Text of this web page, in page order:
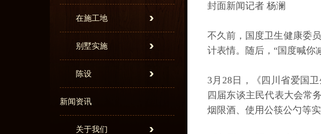
在施工地
别墅实施
陈设
新闻资讯
关于我们
封面新闻记者 杨澜
不久前，国度卫生健康委
计表情。随后，“国度喊你
3月28日，《四川省爱国
四届东谈主民代表大会常
烟限酒、使用公筷公勺等